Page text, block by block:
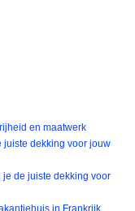
en maatwerk
juiste dekking voor jouw
de juiste dekking voor
in Frankrijk